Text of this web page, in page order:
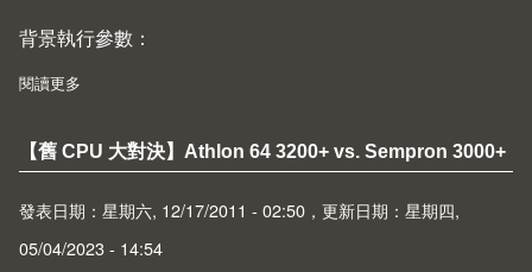
背景執行參數：
閱讀更多
【舊 CPU 大對決】Athlon 64 3200+ vs. Sempron 3000+
發表日期：星期六, 12/17/2011 - 02:50，更新日期：星期四,
05/04/2023 - 14:54